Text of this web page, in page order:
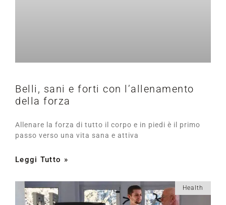
Belli, sani e forti con l’allenamento
della forza
Allenare la forza di tutto il corpo e in piedi è il primo
passo verso una vita sana e attiva
Leggi Tutto »
Health